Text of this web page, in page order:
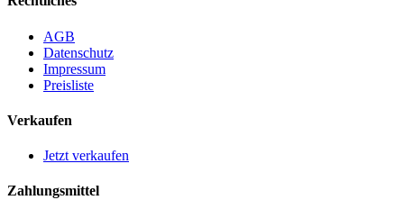
AGB
Datenschutz
Impressum
Preisliste
Verkaufen
Jetzt verkaufen
Zahlungsmittel